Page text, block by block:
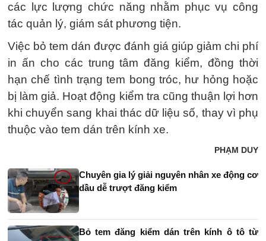
các lực lượng chức năng nhằm phục vụ công
tác quản lý, giám sát phương tiện.
Việc bỏ tem dán được đánh giá giúp giảm chi phí
in ấn cho các trung tâm đăng kiểm, đồng thời
hạn chế tình trạng tem bong tróc, hư hỏng hoặc
bị làm giả. Hoạt động kiểm tra cũng thuận lợi hơn
khi chuyển sang khai thác dữ liệu số, thay vì phụ
thuộc vào tem dán trên kính xe.
PHẠM DUY
Chuyên gia lý giải nguyên nhân xe động cơ
dầu dễ trượt đăng kiểm
Bỏ tem đăng kiểm dán trên kính ô tô từ